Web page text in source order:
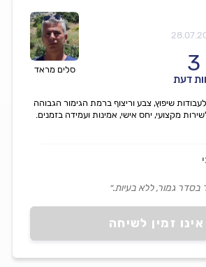
סלים מראד 3
דעת
אינו זמין לשיחה
שיפוץ, צבע וריצוף ברמת הגימור הגבוהה
מקצועי, יחס אישי, אמינות ועמידה בזמנים.
בסדר גמור, ללא בעיות.״